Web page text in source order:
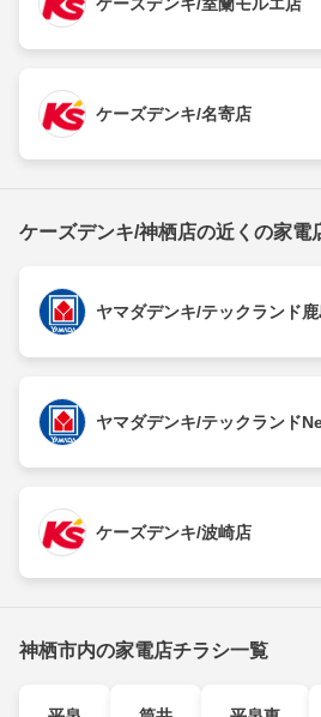
ケーズデンキ/名寄店
ケーズデンキ/神栖店の近くの家電
ヤマダデンキ/テックランド
ヤマダデンキ/テックランド
ケーズデンキ/波崎店
神栖市内の家電店チラシ一覧